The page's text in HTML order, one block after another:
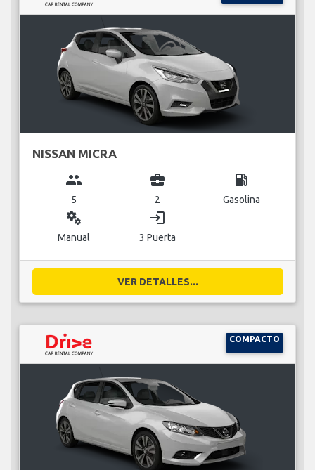
NISSAN MICRA
group
5
business_center
2
local_gas_station
Gasolina
miscellaneous_services
Manual
login
3 Puerta
VER DETALLES...
COMPACTO